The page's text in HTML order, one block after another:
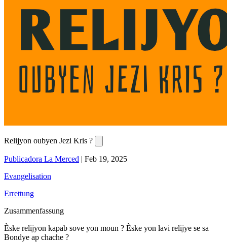
Relijyon oubyen Jezi Kris ?
Publicadora La Merced | Feb 19, 2025
Evangelisation
Errettung
Zusammenfassung
Èske relijyon kapab sove yon moun ? Èske yon lavi relijye se sa
Bondye ap chache ?